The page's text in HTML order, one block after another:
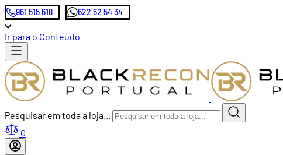
961 515 618 622 62 54 34
Ir para o Conteúdo
Pesquisar em toda a loja...
0